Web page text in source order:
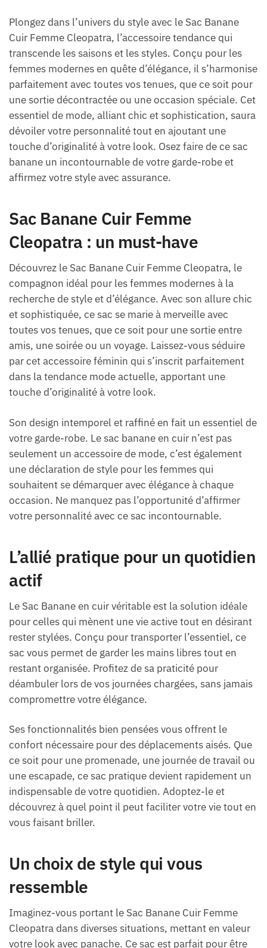
Plongez dans l’univers du style avec le Sac Banane
Cuir Femme Cleopatra, l’accessoire tendance qui
transcende les saisons et les styles. Conçu pour les
femmes modernes en quête d’élégance, il s’harmonise
parfaitement avec toutes vos tenues, que ce soit pour
une sortie décontractée ou une occasion spéciale. Cet
essentiel de mode, alliant chic et sophistication, saura
dévoiler votre personnalité tout en ajoutant une
touche d’originalité à votre look. Osez faire de ce sac
banane un incontournable de votre garde-robe et
affirmez votre style avec assurance.
Sac Banane Cuir Femme
Cleopatra : un must-have
Découvrez le Sac Banane Cuir Femme Cleopatra, le
compagnon idéal pour les femmes modernes à la
recherche de style et d’élégance. Avec son allure chic
et sophistiquée, ce sac se marie à merveille avec
toutes vos tenues, que ce soit pour une sortie entre
amis, une soirée ou un voyage. Laissez-vous séduire
par cet accessoire féminin qui s’inscrit parfaitement
dans la tendance mode actuelle, apportant une
touche d’originalité à votre look.
Son design intemporel et raffiné en fait un essentiel de
votre garde-robe. Le sac banane en cuir n’est pas
seulement un accessoire de mode, c’est également
une déclaration de style pour les femmes qui
souhaitent se démarquer avec élégance à chaque
occasion. Ne manquez pas l’opportunité d’affirmer
votre personnalité avec ce sac incontournable.
L’allié pratique pour un quotidien
actif
Le Sac Banane en cuir véritable est la solution idéale
pour celles qui mènent une vie active tout en désirant
rester stylées. Conçu pour transporter l’essentiel, ce
sac vous permet de garder les mains libres tout en
restant organisée. Profitez de sa praticité pour
déambuler lors de vos journées chargées, sans jamais
compromettre votre élégance.
Ses fonctionnalités bien pensées vous offrent le
confort nécessaire pour des déplacements aisés. Que
ce soit pour une promenade, une journée de travail ou
une escapade, ce sac pratique devient rapidement un
indispensable de votre quotidien. Adoptez-le et
découvrez à quel point il peut faciliter votre vie tout en
vous faisant briller.
Un choix de style qui vous
ressemble
Imaginez-vous portant le Sac Banane Cuir Femme
Cleopatra dans diverses situations, mettant en valeur
votre look avec panache. Ce sac est parfait pour être